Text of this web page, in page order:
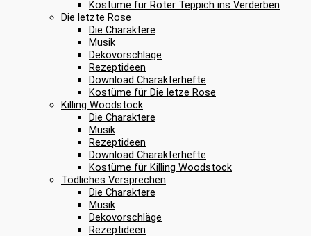
Kostüme für Roter Teppich ins Verderben
Die letzte Rose
Die Charaktere
Musik
Dekovorschläge
Rezeptideen
Download Charakterhefte
Kostüme für Die letze Rose
Killing Woodstock
Die Charaktere
Musik
Rezeptideen
Download Charakterhefte
Kostüme für Killing Woodstock
Tödliches Versprechen
Die Charaktere
Musik
Dekovorschläge
Rezeptideen